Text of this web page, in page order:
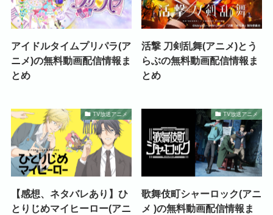
アイドルタイムプリパラ(ア
ニメ)の無料動画配信情報ま
とめ
活撃 刀剣乱舞(アニメ)とう
らぶの無料動画配信情報ま
とめ
TV放送アニメ
【感想、ネタバレあり】ひ
とりじめマイヒーロー(アニ
TV放送アニメ
歌舞伎町シャーロック(アニ
メ )の無料動画配信情報ま